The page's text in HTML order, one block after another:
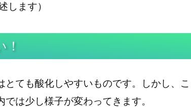
します）
！
ても酸化しやすいものです。しかし、こ
は少し様子が変わってきます。